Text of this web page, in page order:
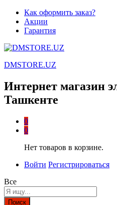
Как оформить заказ?
Акции
Гарантия
DMSTORE.UZ
Интернет магазин
Ташкенте
0
0
Нет товаров в корзине.
Войти Регистрироваться
Все
Поиск